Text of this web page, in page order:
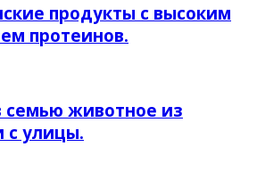
продукты с высоким
протеинов.
семью животное из
с улицы.